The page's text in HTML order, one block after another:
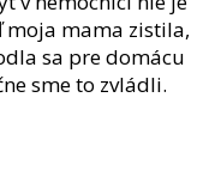
moja mama zistila,
sa pre domácu
sme to zvládli.